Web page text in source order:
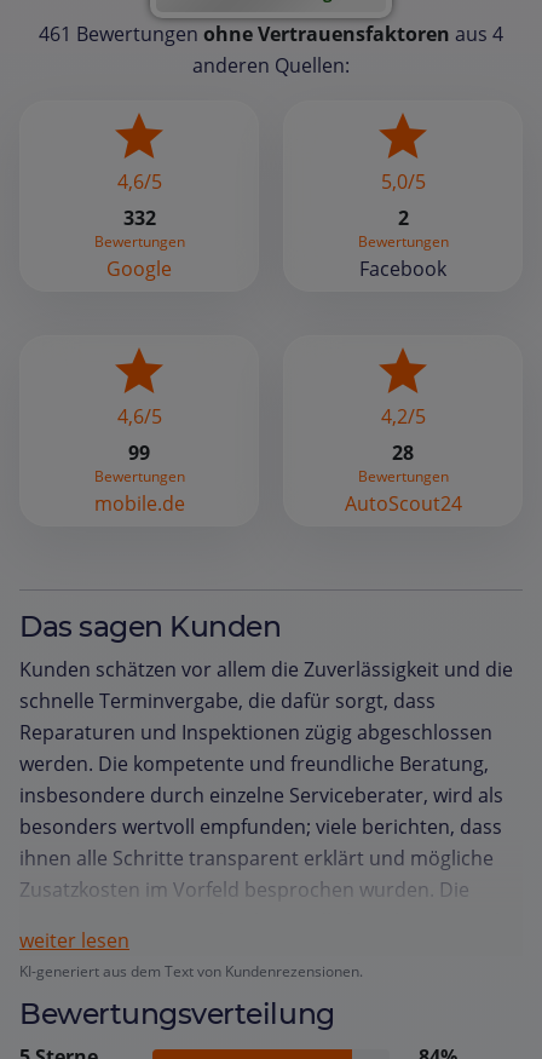
461 Bewertungen ohne Vertrauensfaktoren aus 4
anderen Quellen:
4,6/5
332
Bewertungen
Google
5,0/5
2
Bewertungen
Facebook
4,6/5
99
Bewertungen
mobile.de
4,2/5
28
Bewertungen
AutoScout24
Das sagen Kunden
Kunden schätzen vor allem die Zuverlässigkeit und die
schnelle Terminvergabe, die dafür sorgt, dass
Reparaturen und Inspektionen zügig abgeschlossen
werden. Die kompetente und freundliche Beratung,
insbesondere durch einzelne Serviceberater, wird als
besonders wertvoll empfunden; viele berichten, dass
ihnen alle Schritte transparent erklärt und mögliche
Zusatzkosten im Vorfeld besprochen wurden. Die
kleinen Durchsichten, größeren Reparaturen oder der
Pflege älterer Modelle, wobei häufig die Qualität der
Ausführung und die Sauberkeit des Fahrzeugs nach
dem Service hervorgehoben werden. Der
weiter lesen
KI-generiert aus dem Text von Kundenrezensionen.
Bewertungsverteilung